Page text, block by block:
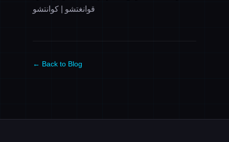
قوانغتشو | كوانتشو
← Back to Blog